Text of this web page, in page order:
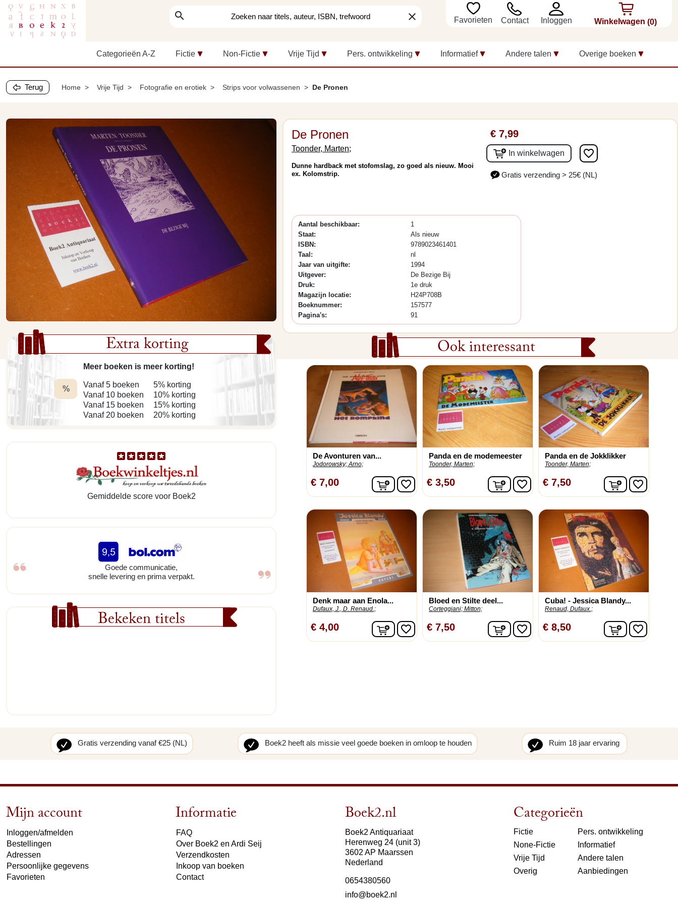
search clear Favorieten Contact Inloggen Winkelwagen (0)
Categorieën A-Z Fictie Non-Fictie Vrije Tijd Pers. ontwikkeling Informatief Andere talen Overige boeken
Terug Home Vrije Tijd Fotografie en erotiek Strips voor volwassenen De Pronen
De Pronen
Toonder, Marten;
Dunne hardback met stofomslag, zo goed als nieuw. Mooi
ex. Kolomstrip.
€ 7,99
In winkelwagen favorite_border
Gratis verzending > 25€ (NL)
Aantal beschikbaar:
1
Staat:
Als nieuw
ISBN:
9789023461401
Taal:
nl
Jaar van uitgifte:
1994
Uitgever:
De Bezige Bij
Druk:
1e druk
Magazijn locatie:
H24P708B
Boeknummer:
157577
Pagina's:
91
Extra korting
%
Meer boeken is meer korting!
Vanaf 5 boeken
Vanaf 10 boeken
Vanaf 15 boeken
Vanaf 20 boeken
5% korting
10% korting
15% korting
20% korting
Gemiddelde score voor Boek2
Goede communicatie,
snelle levering en prima verpakt.
Bekeken titels
Ook interessant
De Avonturen van...
Jodorowsky; Arno;
€ 7,00 In winkelwagen
favorite_border
Panda en de modemeester
Toonder, Marten;
€ 3,50 In winkelwagen
favorite_border
Panda en de Jokklikker
Toonder, Marten;
€ 7,50 Infavorite_border
Denk maar aan Enola...
Dufaux, J., D. Renaud.;
€ 4,00 In winkelwagen
favorite_border
Bloed en Stilte deel...
Corteggiani; Mitton;
€ 7,50 In winkelwagen
favorite_border
Cuba! - Jessica Blandy...
Renaud, Dufaux.;
€ 8,50 Infavorite_border
Gratis verzending vanaf €25 (NL) Boek2 heeft als missie veel goede boeken in omloop te houden Ruim 18 jaar ervaring
Mijn account
Inloggen/afmelden
Bestellingen
Adressen
Persoonlijke gegevens
Favorieten
Informatie
FAQ
Over Boek2 en Ardi Seij
Verzendkosten
Inkoop van boeken
Contact
Boek2.nl
Boek2 Antiquariaat
Herenweg 24 (unit 3)
3602 AP Maarssen
Nederland
0654380560
info@boek2.nl
Categorieën
Fictie
None-Fictie
Vrije Tijd
Overig
Pers. ontwikkeling
Informatief
Andere talen
Aanbiedingen